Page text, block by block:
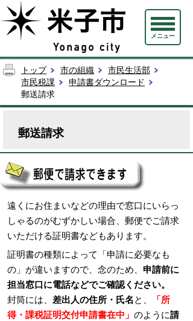
メニュー
トップ 市の組織
市民生活部
市民税課
申請書ダウンロード
郵送請求
郵送請求
遠くにお住まいなどの理由で窓口にいらっ
しゃるのがむずかしい場合、郵便でご請求
いただける証明書などもあります。
証明書の種類によって「申請に必要なも
の」が違いますので、念のため、 申請前に
担当窓口に電話などでご確認ください。
封筒には、 差出人の住所・氏名と、
「所
得・課税証明交付申請書在中」 のように請